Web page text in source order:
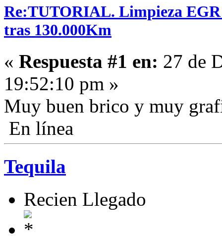
Re:TUTORIAL. Limpieza
tras 130.000Km
« Respuesta #1 en: 27 de
19:52:10 pm »
Muy buen brico y muy
En línea
Tequila
Recien Llegado